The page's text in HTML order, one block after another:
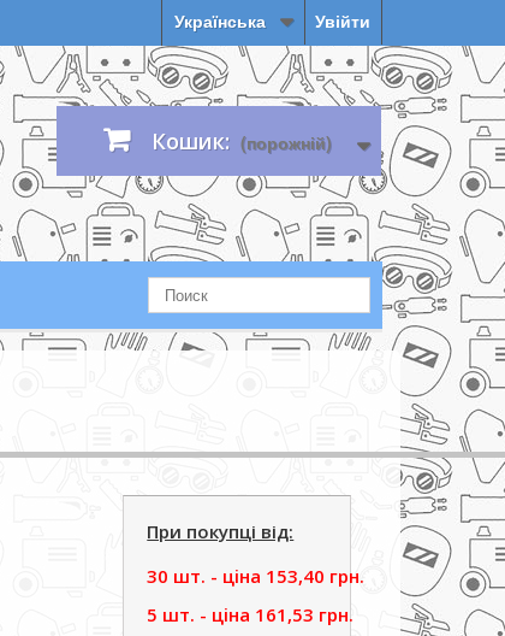
Увійти
Українська
Кошик: (порожній)
При покупці від:
30 шт. - цiна 153,40 грн.
5 шт. - цiна 161,53 грн.